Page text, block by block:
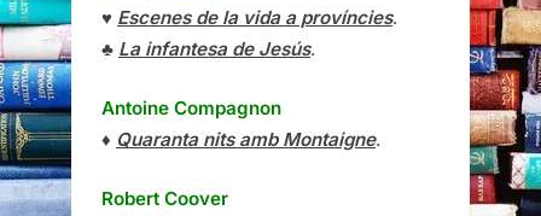
♥ Escenes de la vida a províncies.
♣ La infantesa de Jesús.
Antoine Compagnon
♦ Quaranta nits amb Montaigne.
Robert Coover